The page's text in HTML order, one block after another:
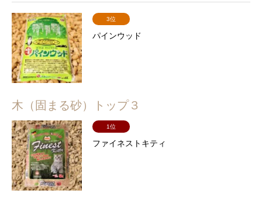
3位
パインウッド
木（固まる砂）トップ３
1位
ファイネストキティ